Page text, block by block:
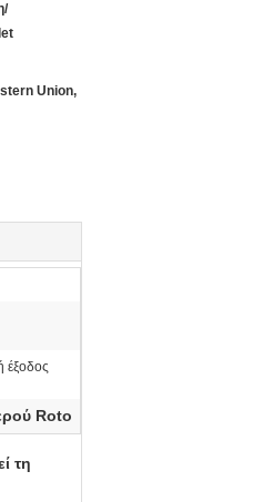
Union,
έξοδος
Roto
τη